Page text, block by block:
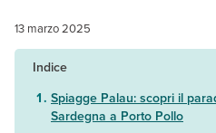
13 marzo 2025
Indice
Spiagge Palau: scopri il
Sardegna a Porto Pollo